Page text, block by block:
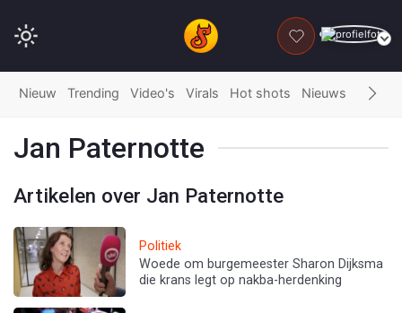
DONEER
Nieuw Trending Video's Virals Hot shots Nieuws Fails
Jan Paternotte
Artikelen over Jan Paternotte
Politiek
Woede om burgemeester Sharon Dijksma
die krans legt op nakba-herdenking